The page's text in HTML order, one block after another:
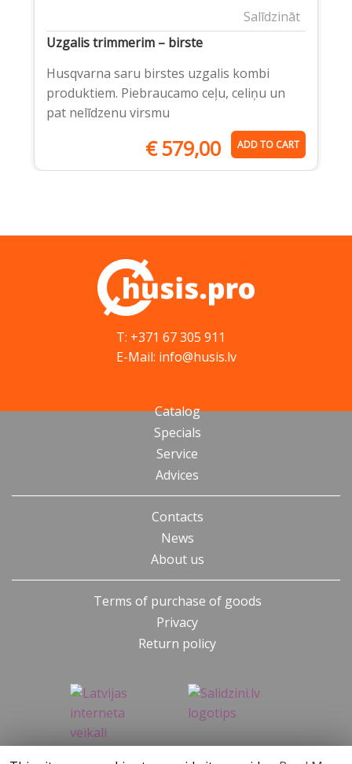
Salīdzināt
Uzgalis trimmerim – birste
Husqvarna saru birstes uzgalis kombi
produktiem. Piebraucamo ceļu, celiņu un
pat nelīdzenu virsmu
€579,00 ADD TO CART
T: +371 67 305 911
E-Mail: info@husis.lv
Catalog
Specials
Service
Advices
Contacts
News
About us
Terms of purchase of goods
Privacy
Return policy